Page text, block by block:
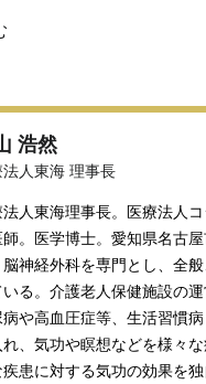
浩然
法人東海 理事長
法人東海理事長。医療法人
師。医学博士。愛知県名古
神経外科を専門とし、全
いる。介護老人保健施設の
や高血圧症等、生活習慣
れ、気功や瞑想などを様々
疾患に対する気功の効果を独